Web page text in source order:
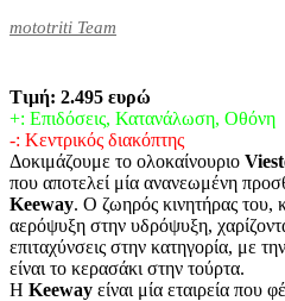
mototriti Team
Τιμή: 2.495 ευρώ
+: Επιδόσεις, Κατανάλωση, Οθόνη
-: Κεντρικός διακόπτης
Δοκιμάζουμε το ολοκαίνουριο
που αποτελεί μία ανανεωμένη
Keeway. Ο ζωηρός κινητήρας του,
αερόψυξη στην υδρόψυξη,
επιταχύνσεις στην κατηγορία, με
είναι το κερασάκι στην τούρτα.
Η Keeway είναι μία εταιρεία που